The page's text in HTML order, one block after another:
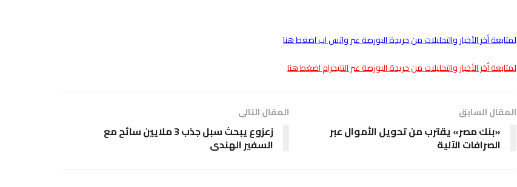
لمتابعة أخر الأخبار والتحليلات من جريدة البورصة عبر واتس اب اضغط هنا
لمتابعة أخر الأخبار والتحليلات من جريدة البورصة عبر التليجرام اضغط هنا
المقال السابق
«بنك مصر» يقترب من تحويل الأموال عبر
الصرافات الآلية
المقال التالى
زعزوع يبحث سبل جذب 3 ملايين سائح مع
السفير الهندى